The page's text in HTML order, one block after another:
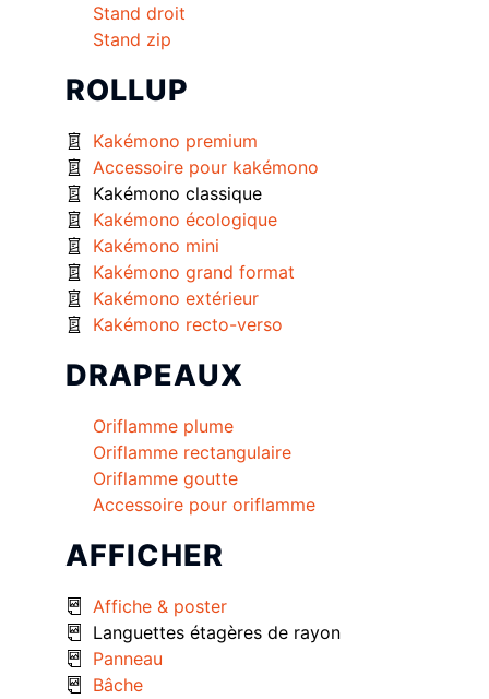
Stand droit
Stand zip
ROLLUP
Kakémono premium
Accessoire pour kakémono
Kakémono classique
Kakémono écologique
Kakémono mini
Kakémono grand format
Kakémono extérieur
Kakémono recto-verso
DRAPEAUX
Oriflamme plume
Oriflamme rectangulaire
Oriflamme goutte
Accessoire pour oriflamme
AFFICHER
Affiche & poster
Languettes étagères de rayon
Panneau
Bâche